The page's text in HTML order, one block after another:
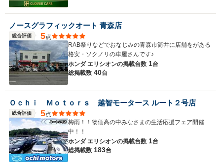
ノースグラフィックオート 青森店
総合評価 5点
RAB祭りなどでおなじみの青森市筒井に店舗をがある
格安・ソクノリの車屋さんです♪
ホンダ エリシオンの掲載台数 1台
総掲載数 40台
Ｏｃｈｉ Ｍｏｔｏｒｓ 越智モータース ルート２号店
総合評価 5点
梅雨！！物価高の中みなさまの生活応援フェア開催
中！！
ホンダ エリシオンの掲載台数 1台
総掲載数 183台